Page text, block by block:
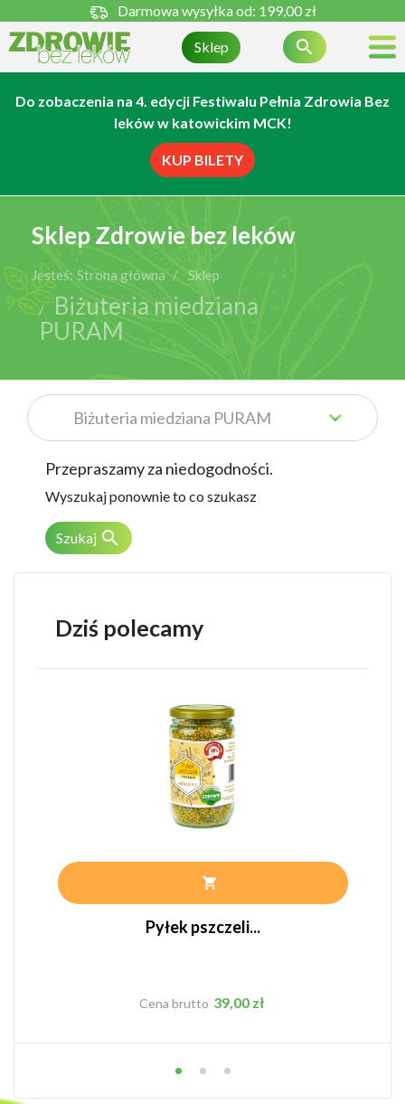
Darmowa wysyłka od: 199,00 zł
Sklep 
Do zobaczenia na 4. edycji Festiwalu Pełnia Zdrowia Bez
leków w katowickim MCK!
KUP BILETY
Sklep Zdrowie bez leków
Jesteś: Strona główna Sklep
Biżuteria miedziana
PURAM
Dziś polecamy
Pyłek pszczeli...
Cena brutto Cena
39,00 zł
Przepraszamy za niedogodności.
Wyszukaj ponownie to co szukasz
Szukaj 